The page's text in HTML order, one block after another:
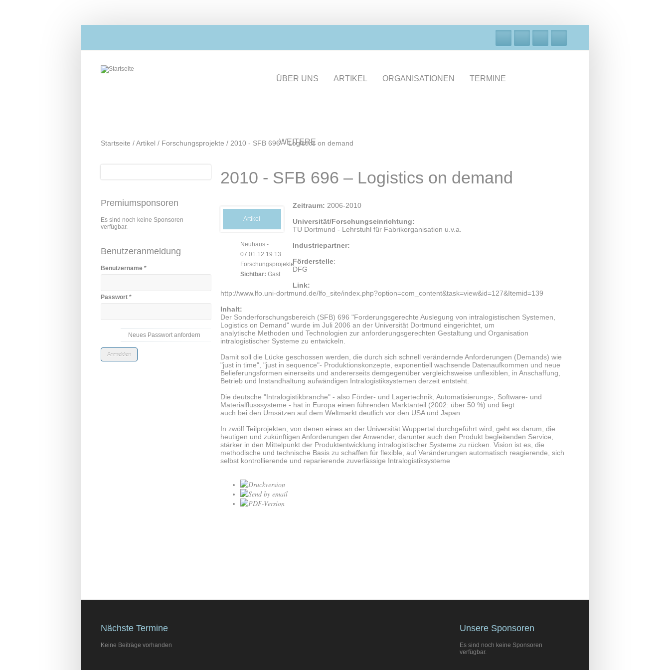
ÜBER UNS ARTIKEL ORGANISATIONEN TERMINE
WEITERE
Startseite /Artikel / Forschungsprojekte / 2010 - SFB 696 – Logistics on demand
Suche
Premiumsponsoren
Es sind noch keine Sponsoren
verfügbar.
Benutzeranmeldung
Benutzername *
Passwort *
Neues Passwort anfordern
2010 - SFB 696 – Logistics on demand
Artikel
Neuhaus -
07.01.12 19:13
Forschungsprojekte
Sichtbar: Gast
Zeitraum: 2006-2010
Universität/Forschungseinrichtung:
TU Dortmund - Lehrstuhl für Fabrikorganisation u.v.a.
Industriepartner:
Förderstelle:
DFG
Link:
http://www.lfo.uni-dortmund.de/lfo_site/index.php?option=com_content&task=view&id=127&Itemid=139
Inhalt:
Der Sonderforschungsbereich (SFB) 696 "Forderungsgerechte Auslegung von intralogistischen Systemen,
Logistics on Demand" wurde im Juli 2006 an der Universität Dortmund eingerichtet, um
analytische Methoden und Technologien zur anforderungsgerechten Gestaltung und Organisation
intralogistischer Systeme zu entwickeln.
Damit soll die Lücke geschossen werden, die durch sich schnell verändernde Anforderungen (Demands) wie
"just in time", "just in sequence"- Produktionskonzepte, exponentiell wachsende Datenaufkommen und neue
Belieferungsformen einerseits und andererseits demgegenüber vergleichsweise unflexiblen, in Anschaffung,
Betrieb und Instandhaltung aufwändigen Intralogistiksystemen derzeit entsteht.
Die deutsche "Intralogistikbranche" - also Förder- und Lagertechnik, Automatisierungs-, Software- und
Materialflusssysteme - hat in Europa einen führenden Marktanteil (2002: über 50 %) und liegt
auch bei den Umsätzen auf dem Weltmarkt deutlich vor den USA und Japan.
In zwölf Teilprojekten, von denen eines an der Universität Wuppertal durchgeführt wird, geht es darum, die
heutigen und zukünftigen Anforderungen der Anwender, darunter auch den Produkt begleitenden Service,
stärker in den Mittelpunkt der Produktentwicklung intralogistischer Systeme zu rücken. Vision ist es, die
methodische und technische Basis zu schaffen für flexible, auf Veränderungen automatisch reagierende, sich
selbst kontrollierende und reparierende zuverlässige Intralogistiksysteme
Nächste Termine
Keine Beiträge vorhanden
Unsere Sponsoren
Es sind noch keine Sponsoren
verfügbar.